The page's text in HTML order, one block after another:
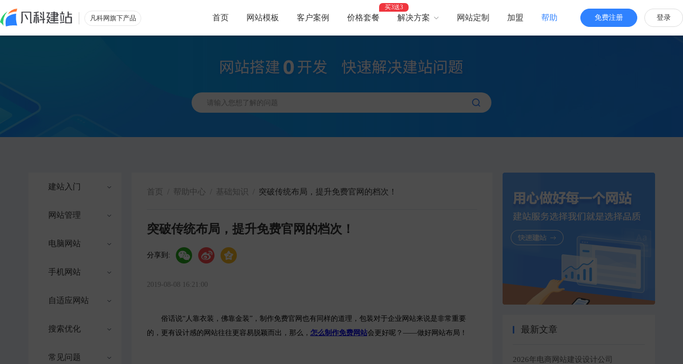
凡科网旗下产品 免费注册 登录
首页 网站模板 客户案例 价格套餐
买3送3
解决方案
智能建站，高效优化 助力品牌出海
开启全新交互体验
网站定制 加盟 帮助
建站入门
网站管理
电脑网站
手机网站
自适应网站
搜索优化
常见问题
首页 / 帮助中心 / 基础知识 / 突破传统布局，提升免费官网的档次！
突破传统布局，提升免费官网的档次！
分享到:
2019-08-08 16:21:00
俗话说“人靠衣装，佛靠金装”，制作免费官网也有同样的道理，包装对于企业网站来说是非常重要
的，更有设计感的网站往往更容易脱颖而出，那么， 怎么制作免费网站会更好呢？——做好网站布局！ 最新文章
2026年电商网站建设设计公司